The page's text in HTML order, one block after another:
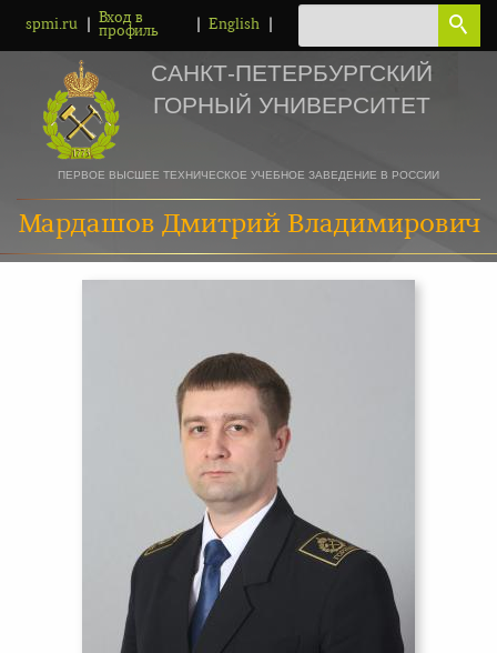
spmi.ru
Вход в
профиль
English
САНКТ-ПЕТЕРБУРГСКИЙ
ГОРНЫЙ УНИВЕРСИТЕТ
ПЕРВОЕ ВЫСШЕЕ ТЕХНИЧЕСКОЕ УЧЕБНОЕ ЗАВЕДЕНИЕ В РОССИИ
Мардашов Дмитрий Владимирович